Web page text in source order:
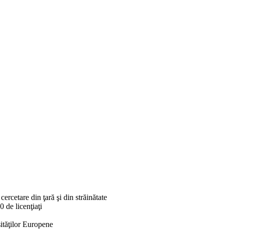
din ţară şi din străinătate
de licenţiaţi
Europene